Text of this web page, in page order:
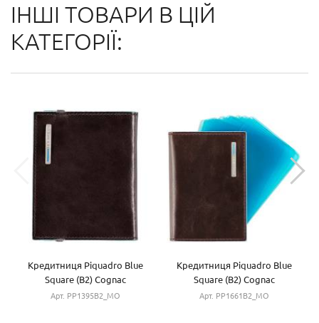
ІНШІ ТОВАРИ В ЦІЙ
КАТЕГОРІЇ:
Кредитниця Piquadro Blue
Square (B2) Cognac
PP1395B2_MO
Арт. PP1395B2_MO
Кредитниця Piquadro Blue
Square (B2) Cognac
PP1661B2_MO
Арт. PP1661B2_MO